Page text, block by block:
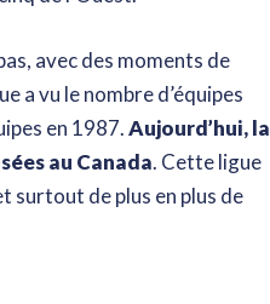
avec des moments de
a vu le nombre d’équipes
en 1987.Aujourd’hui, la
au Canada. Cette ligue
surtout de plus en plus de